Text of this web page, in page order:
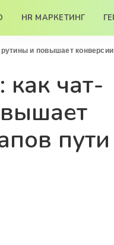
HR МАРКЕТИНГ
и прозрачность этапов пути кандидата
чат-
пути